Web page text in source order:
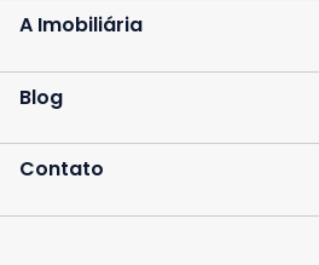
A Imobiliária
Blog
Contato